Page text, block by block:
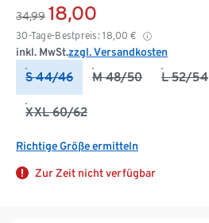
34,99 18,00
30-Tage-Bestpreis: 18,00 €
inkl. MwSt.zzgl. Versandkosten
S 44/46 M 48/50 L 52/54
XXL 60/62
Richtige Größe ermitteln
Zur Zeit nicht verfügbar